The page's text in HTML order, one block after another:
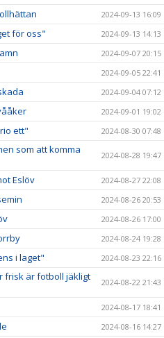
2024-09-13 16:09
för oss" 2024-09-13 14:13
2024-09-07 20:15
2024-09-05 22:41
2024-09-04 07:12
2024-09-01 19:02
ett" 2024-08-30 07:48
som att komma
2024-08-28 19:47
Eslöv 2024-08-27 22:08
2024-08-26 20:53
2024-08-26 17:00
2024-08-24 19:28
i laget" 2024-08-23 22:16
frisk är fotboll jäkligt
2024-08-22 21:43
2024-08-17 18:41
2024-08-16 14:27